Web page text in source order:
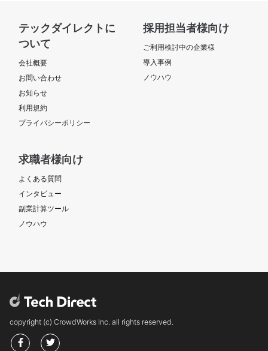
テックダイレクトに
ついて
会社概要
お問い合わせ
お知らせ
利用規約
プライバシーポリシー
採用担当者様向け
ご利用検討中の企業様
導入事例
ノウハウ
求職者様向け
よくある質問
インタビュー
副業計算ツール
ノウハウ
copyright (c) CrowdWorks Inc. all rights reserved.